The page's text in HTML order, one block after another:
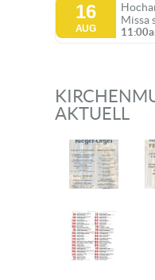
16
AUG
Missa
AKTUELL